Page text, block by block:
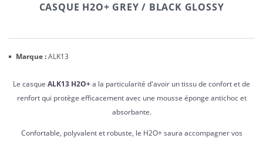
CASQUE H2O+ GREY / BLACK GLOSSY
Marque :ALK13
Le casque ALK13 H2O+a la particularité d'avoir un tissu de confort et de
renfort qui protège efficacement avec une mousse éponge antichoc et
absorbante.
Confortable, polyvalent et robuste, le H2O+ saura accompagner vos